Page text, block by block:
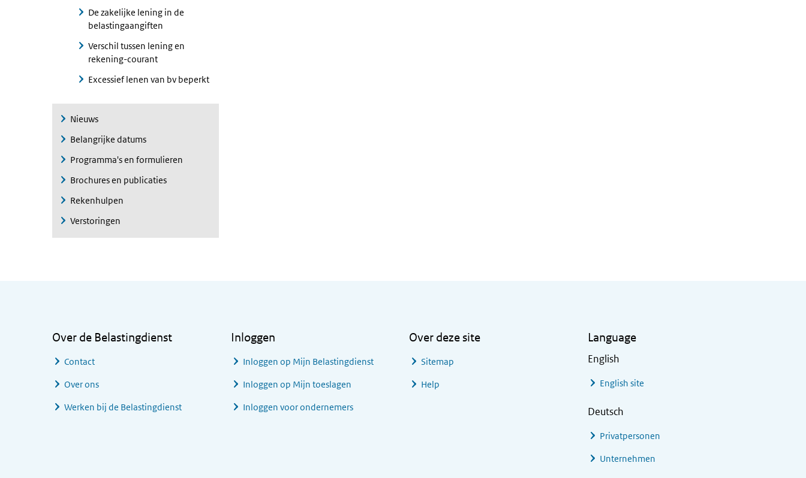
De zakelijke lening in de
belastingaangiften
Verschil tussen lening en
rekening-courant
Excessief lenen van bv beperkt
Nieuws
Belangrijke datums
Programma's en formulieren
Brochures en publicaties
Rekenhulpen
Verstoringen
Over de Belastingdienst
Contact
Over ons
Werken bij de Belastingdienst
Inloggen
Inloggen op Mijn Belastingdienst
Inloggen op Mijn toeslagen
Inloggen voor ondernemers
Over deze site
Sitemap
Help
Language
English
English site
Deutsch
Privatpersonen
Unternehmen